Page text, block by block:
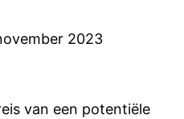
2023
van een potentiële